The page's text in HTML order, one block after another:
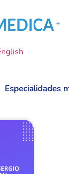
Especialidades